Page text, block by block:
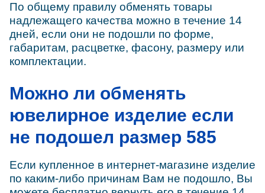
По общему правилу обменять товары
надлежащего качества можно в течение 14
дней, если они не подошли по форме,
габаритам, расцветке, фасону, размеру или
комплектации.
Можно ли обменять
ювелирное изделие если
не подошел размер 585
Если купленное в интернет-магазине изделие
по каким-либо причинам Вам не подошло, Вы